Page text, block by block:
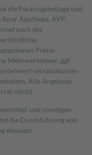
die Packungsbeilage und
Apotheke. AVP:
nach der
Preise
Mehrwertsteuer, ggf.
versand­kosten­
Alle Angebote
reicht.
und sonstigen
die Durchführung von
etwaiger